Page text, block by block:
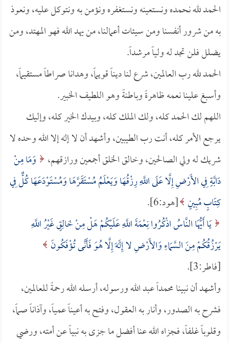
الحمد لله نحمده ونستعينه ونستغفره ونؤمن به ونتوكل عليه، ونعوذ
به من شرور أنفسنا ومن سيئات أعمالنا، من يهد الله فهو المهتد، ومن
يضلل فلن تجد له ولياً مرشداً.
الحمد لله رب العالمين، شرع لنا ديناً قويماً، وهدانا صراطاً مستقيماً،
وأسبغ علينا نعمه ظاهرةً وباطنةً وهو اللطيف الخبير.
اللهم لك الحمد كله، ولك الملك كله، وبيدك الخير كله، وإليك
يرجع الأمر كله، أنت رب الطيبين، وأشهد أن لا إله إلا الله وحده لا
شريك له ولي الصالحين، وخالق الخلق أجمعين ورازقهم،
وَمَا مِنْ
دَابَّةٍ فِي الأَرْضِ إِلَّا عَلَى اللَّهِ رِزْقُهَا وَيَعْلَمُ مُسْتَقَرَّهَا وَمُسْتَوْدَعَهَا كُلٌّ فِي
كِتَابٍ مُبِينٍ [هود:6].
يَا أَيُّهَا النَّاسُ اذْكُرُوا نِعْمَةَ اللَّهِ عَلَيْكُمْ هَلْ مِنْ خَالِقٍ غَيْرُ اللَّهِ
يَرْزُقُكُمْ مِنَ السَّمَاءِ وَالأَرْضِ لا إِلَهَ إِلَّا هُوَ فَأَنَّى تُؤْفَكُونَ
[فاطر:3].
وأشهد أن نبينا محمداً عبد الله ورسوله، أرسله الله رحمةً للعالمين،
فشرح به الصدور، وأنار به العقول، وفتح به أعيناً عمياً، وآذاناً صماً،
وقلوباً غلفاً، فجزاه الله عنا أفضل ما جزى به نبياً عن أمته، ورضي